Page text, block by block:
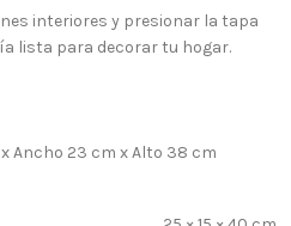
interiores y presionar la tapa
lista para decorar tu hogar.
Ancho 23 cm x Alto 38 cm